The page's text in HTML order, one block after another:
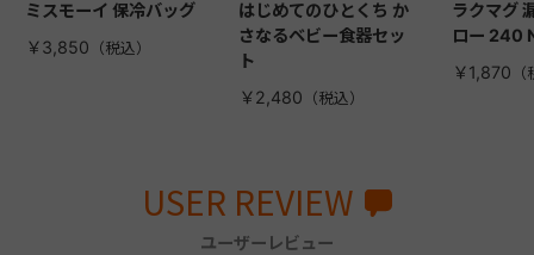
ミスモーイ 保冷バッグ
￥3,850
はじめてのひとくち か
さなるベビー食器セッ
ト
￥2,480
ラクマグ
ロー 240
￥1,870
USER REVIEW
ユーザーレビュー